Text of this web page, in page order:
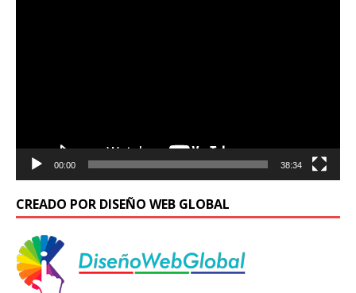
00:00 38:34
CREADO POR DISEÑO WEB GLOBAL